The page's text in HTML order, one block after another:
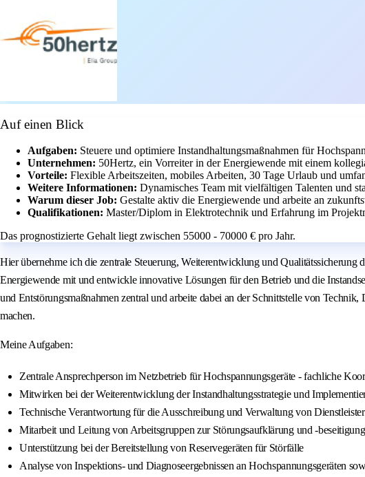
Auf einen Blick
Aufgaben: Steuere und optimiere Instandhaltungsmaßnahmen für
Unternehmen: 50Hertz, ein Vorreiter in der Energiewende mit einem
Vorteile: Flexible Arbeitszeiten, mobiles Arbeiten, 30 Tage Urlaub und
Weitere Informationen: Dynamisches Team mit vielfältigen Talenten und
Warum dieser Job: Gestalte aktiv die Energiewende und arbeite an
Qualifikationen: Master/Diplom in Elektrotechnik und Erfahrung im
Das prognostizierte Gehalt liegt zwischen 55000 - 70000 € pro Jahr.
Hier übernehme ich die zentrale Steuerung, Weiterentwicklung und
Energiewende mit und entwickle innovative Lösungen für den Betrieb und die
und Entstörungsmaßnahmen zentral und arbeite dabei an der Schnittstelle von
machen.
Meine Aufgaben:
Zentrale Ansprechperson im Netzbetrieb für Hochspannungsgeräte - fachliche
Mitwirken bei der Weiterentwicklung der Instandhaltungsstrategie und
Technische Verantwortung für die Ausschreibung und Verwaltung von
Mitarbeit und Leitung von Arbeitsgruppen zur Störungsaufklärung und -
Unterstützung bei der Bereitstellung von Reservegeräten für Störfälle
Analyse von Inspektions- und Diagnoseergebnissen an Hochspannungsgeräten